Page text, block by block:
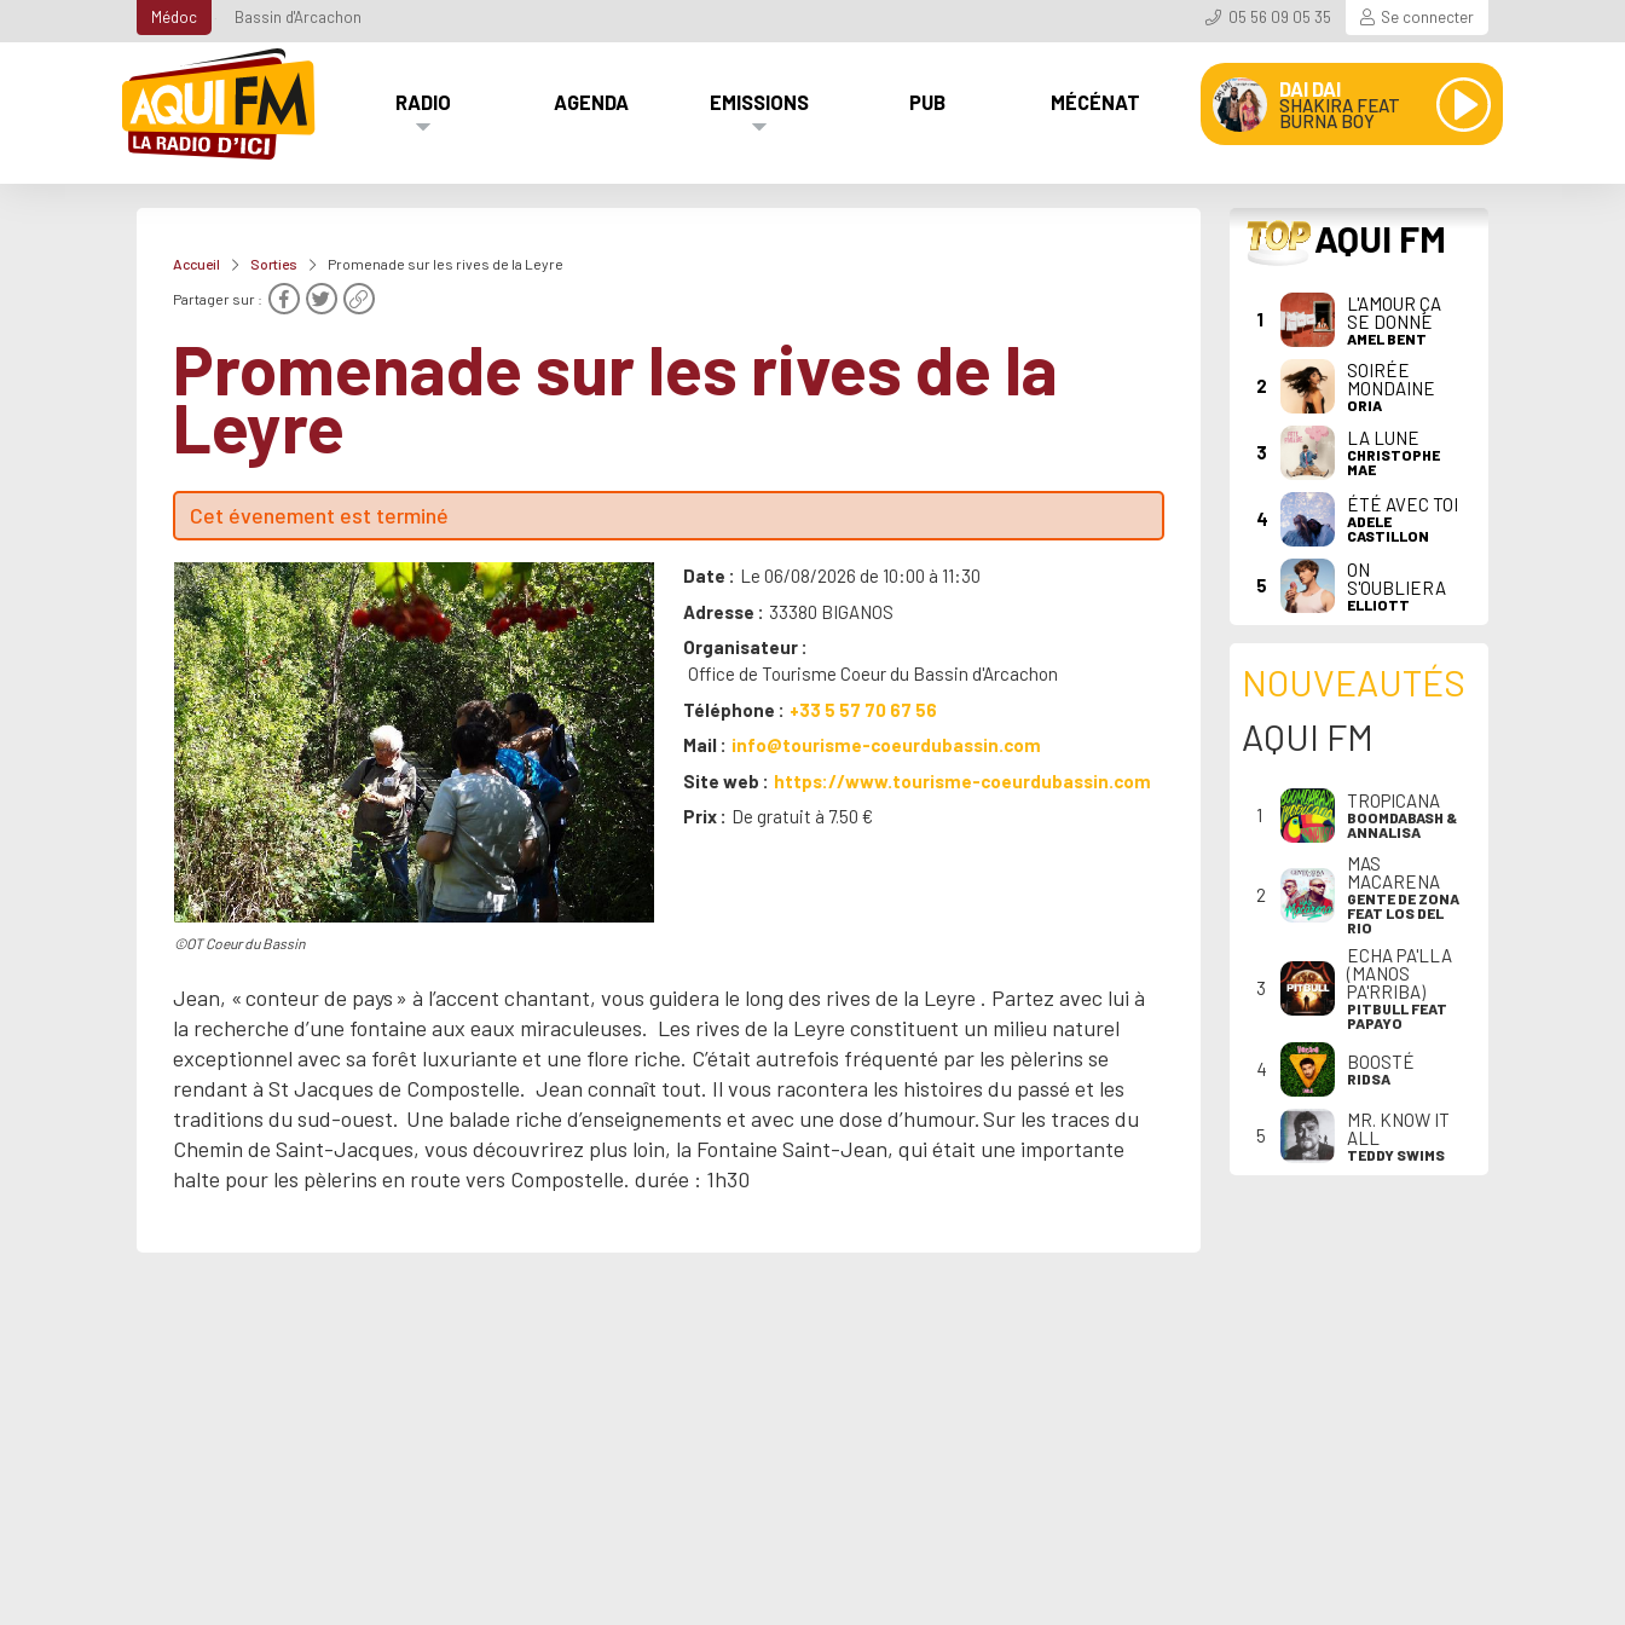
Médoc Bassin d'Arcachon 05 56 09 05 35 Se connecter
RADIO AGENDA EMISSIONS PUB MÉCÉNAT
DAI DAI
SHAKIRA FEAT
BURNA BOY
Accueil Sorties Promenade sur les rives de la Leyre
Partager sur :
Promenade sur les rives de la
Leyre
Cet évenement est terminé
©OT Coeur du Bassin
Date
Le 06/08/2026 de 10:00 à 11:30
Adresse
33380 BIGANOS
Organisateur
Office de Tourisme Coeur du Bassin d'Arcachon
Téléphone
+33 5 57 70 67 56
Mail
info@tourisme-coeurdubassin.com
Site web
https://www.tourisme-coeurdubassin.com
Prix
De gratuit à 7.50 €
Jean, « conteur de pays » à l’accent chantant, vous guidera le long des rives de la Leyre . Partez avec lui à
la recherche d’une fontaine aux eaux miraculeuses. Les rives de la Leyre constituent un milieu naturel
exceptionnel avec sa forêt luxuriante et une flore riche. C’était autrefois fréquenté par les pèlerins se
rendant à St Jacques de Compostelle. Jean connaît tout. Il vous racontera les histoires du passé et les
traditions du sud-ouest. Une balade riche d’enseignements et avec une dose d’humour. Sur les traces du
Chemin de Saint-Jacques, vous découvrirez plus loin, la Fontaine Saint-Jean, qui était une importante
halte pour les pèlerins en route vers Compostelle. durée : 1h30
TOP AQUI FM
1
L'AMOUR ÇA
SE DONNE
AMEL BENT
2
SOIRÉE
MONDAINE
ORIA
3
LA LUNE
CHRISTOPHE
MAE
4
ÉTÉ AVEC TOI
ADELE
CASTILLON
5
ON
S'OUBLIERA
ELLIOTT
NOUVEAUTÉS
AQUI FM
1
TROPICANA
BOOMDABASH &
ANNALISA
2
MAS
MACARENA
GENTE DE ZONA
FEAT LOS DEL
RIO
3
ECHA PA'LLA
(MANOS
PA'RRIBA)
PITBULL FEAT
PAPAYO
4 BOOSTÉ
RIDSA
5
MR. KNOW IT
ALL
TEDDY SWIMS